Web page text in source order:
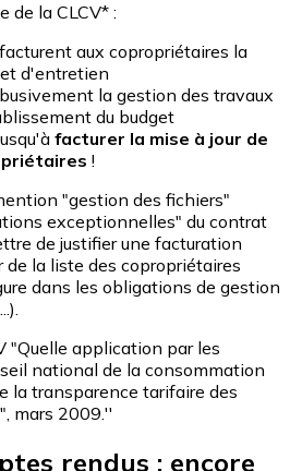
de la CLCV* :
aux copropriétaires la
d'entretien
la gestion des travaux
du budget
facturer la mise à jour de
!
"gestion des fichiers"
exceptionnelles" du contrat
de justifier une facturation
de la liste des copropriétaires
dans les obligations de gestion
"Quelle application par les
national de la consommation
la transparence tarifaire des
mars 2009.''
rendus : encore